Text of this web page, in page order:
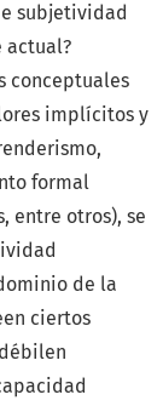
subjetividad
actual?
conceptuales
implícitos y
formal
entre otros), se
de la
ciertos